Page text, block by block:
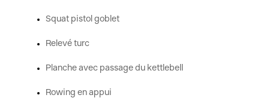
Squat pistol goblet
Relevé turc
Planche avec passage du kettlebell
Rowing en appui